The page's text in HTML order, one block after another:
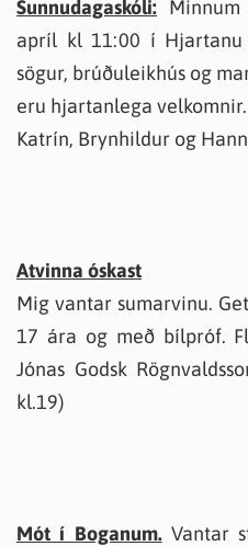
Sunnudagaskóli: Minnum
apríl kl 11:00 í Hjartanu
sögur, brúðuleikhús og
eru hjartanlega velkomnir.
Katrín, Brynhildur og
Atvinna óskast
Mig vantar sumarvinu.
17 ára og með bílpróf.
Jónas Godsk
kl.19)
Mót í Boganum.Vantar